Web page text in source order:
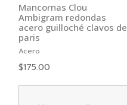
Mancornas Clou
Ambigram redondas
acero guilloché clavos de
paris
Acero
$175.00